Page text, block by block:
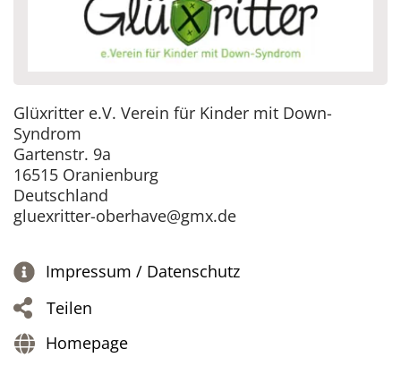
Glüxritter e.V. Verein für Kinder mit Down-
Syndrom
Gartenstr. 9a
16515 Oranienburg
Deutschland
gluexritter-oberhave@gmx.de
Impressum / Datenschutz
Teilen
Homepage